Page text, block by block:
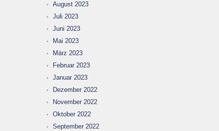
August 2023
Juli 2023
Juni 2023
Mai 2023
März 2023
Februar 2023
Januar 2023
Dezember 2022
November 2022
Oktober 2022
September 2022